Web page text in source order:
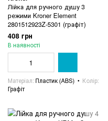
Лійка для ручного душу 3
режими Kroner Element
2801512923Z-5301 (графіт)
408 грн
В наявності
Матеріал Пластик (ABS)
Колір
Графіт